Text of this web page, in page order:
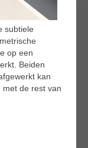
subtiele
op een
Beiden
kan
de rest van